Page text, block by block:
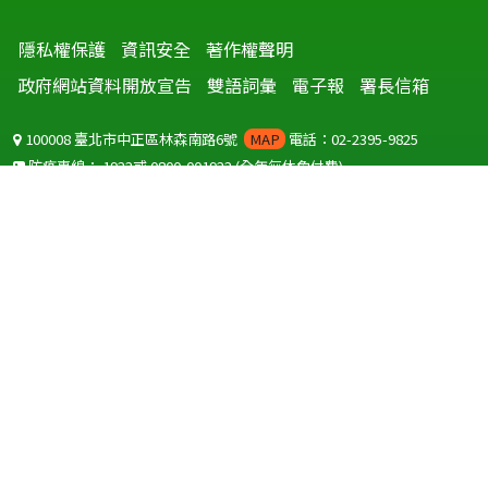
隱私權保護 資訊安全 著作權聲明
政府網站資料開放宣告
雙語詞彙 電子報 署長信箱
100008 臺北市中正區林森南路6號 MAP 電話：02-2395-9825
防疫專線：1922或0800-001922(全年無休免付費)